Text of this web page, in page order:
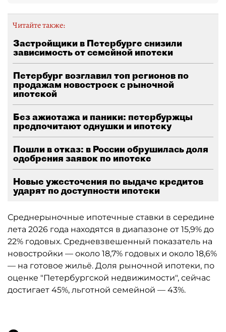
Читайте также:
Застройщики в Петербурге снизили
зависимость от семейной ипотеки
Петербург возглавил топ регионов по
продажам новостроек с рыночной
ипотекой
Без ажиотажа и паники: петербуржцы
предпочитают однушки и ипотеку
Пошли в отказ: в России обрушилась доля
одобрения заявок по ипотеке
Новые ужесточения по выдаче кредитов
ударят по доступности ипотеки
Среднерыночные ипотечные ставки в середине
лета 2026 года находятся в диапазоне от 15,9% до
22% годовых. Средневзвешенный показатель на
новостройки — около 18,7% годовых и около 18,6%
— на готовое жильё. Доля рыночной ипотеки, по
оценке "Петербургской недвижимости", сейчас
достигает 45%, льготной семейной — 43%.